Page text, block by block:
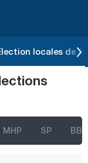
locales de
MHP SP BBP